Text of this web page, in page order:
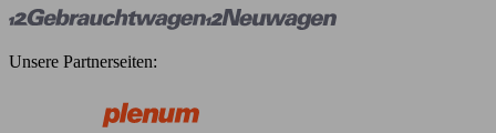
Unsere Partnerseiten: